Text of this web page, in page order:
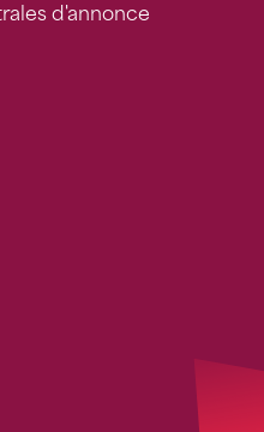
d'annonce